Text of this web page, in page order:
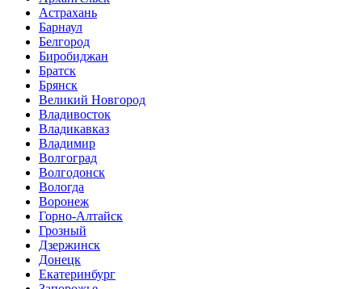
Астрахань
Барнаул
Белгород
Биробиджан
Братск
Брянск
Великий Новгород
Владивосток
Владикавказ
Владимир
Волгоград
Волгодонск
Вологда
Воронеж
Горно-Алтайск
Грозный
Дзержинск
Донецк
Екатеринбург